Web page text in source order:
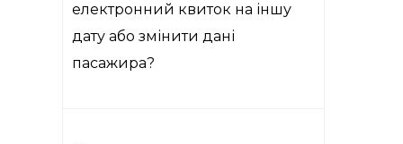
електронний квиток на іншу
дату або змінити дані
пасажира?